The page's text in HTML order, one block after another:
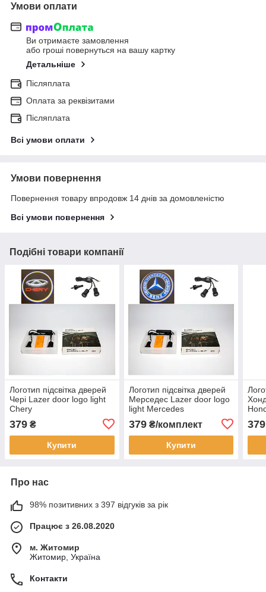
Умови оплати
Ви отримаєте замовлення
або гроші повернуться на вашу картку
Детальніше
Післяплата
Оплата за реквізитами
Післяплата
Всі умови оплати
Умови повернення
Повернення товару впродовж 14 днів за домовленістю
Всі умови повернення
Подібні товари компанії
Логотип підсвітка дверей
Чері Lazer door logo light
Chery
379 ₴
Купити
Логотип підсвітка дверей
Мерседес Lazer door logo
light Mercedes
379₴/комплект
Купити
379
Про нас
98% позитивних з 397 відгуків за рік
Працює з 26.08.2020
м. Житомир
Житомир, Україна
Контакти